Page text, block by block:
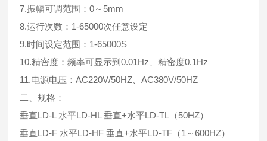
7.振幅可调范围：0～5mm
8.运行次数：1-65000次任意设定
9.时间设定范围：1-65000S
10.精密度：频率可显示到0.01Hz、精密度0.1Hz
11.电源电压：AC220V/50HZ、AC380V/50HZ
二、规格：
垂直LD-L 水平LD-HL 垂直+水平LD-TL（50HZ）
垂直LD-F 水平LD-HF 垂直+水平LD-TF（1～600HZ）